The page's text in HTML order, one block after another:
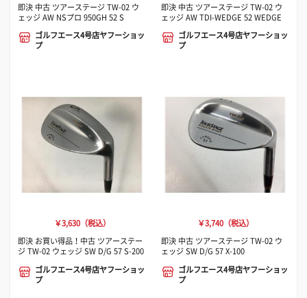
即決 中古 ツアーステージ TW-02 ウ
ェッジ AW NSプロ 950GH 52 S
ゴルフエース4号店ヤフーショッ
プ
即決 中古 ツアーステージ TW-02 ウ
ェッジ AW TDI-WEDGE 52 WEDGE
ゴルフエース4号店ヤフーショッ
プ
￥3,630（税込）
即決 お買い得品！中古 ツアーステー
ジ TW-02 ウェッジ SW D/G 57 S-200
ゴルフエース4号店ヤフーショッ
プ
￥3,740（税込）
即決 中古 ツアーステージ TW-02 ウ
ェッジ SW D/G 57 X-100
ゴルフエース4号店ヤフーショッ
プ